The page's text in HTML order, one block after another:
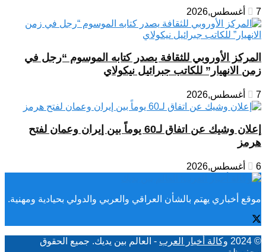
7 أغسطس,2026
المركز الأوروبي للثقافة يصدر كتابه الموسوم “رجل في
زمن الانهيار” للكاتب جبرائيل نيكولاي
7 أغسطس,2026
إعلان وشيك عن اتفاق لـ60 يوماً بين إيران وعمان لفتح
هرمز
6 أغسطس,2026
موقع أخباري يهتم بالشأن العراقي والعربي والدولي بحيادية ومهنية.
© 2024 وكالة أخبار العرب - العالم بين يديك. جميع الحقوق